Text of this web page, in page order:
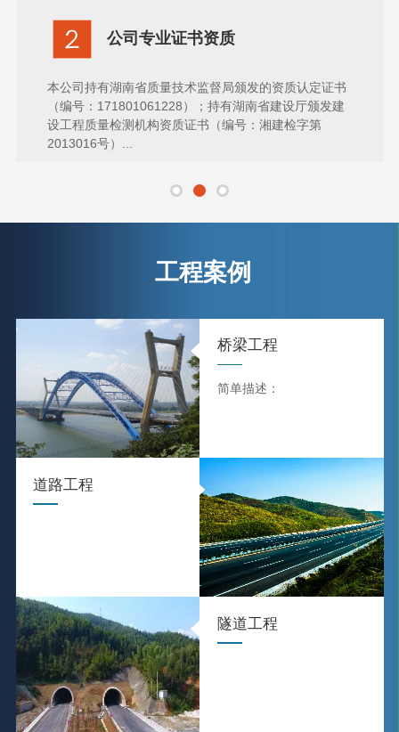
公司专业化所持设备
本公司位于湘潭市雨湖区和平街道桃园路湖南科技大学
南校区土木楼内，实验室建筑面积2719.36m2，标准恒
温面积1000m2，实验室配有各类试验检测仪器设备270
多台套，固定资产800多万元，并经上级计量部门检定
工程案例
桥梁工程
简单描述：
道路工程
隧道工程